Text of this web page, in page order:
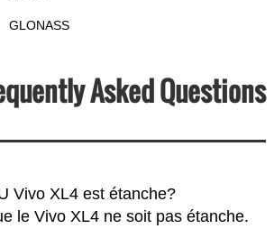
GLONASS
Asked Questions
Vivo XL4 est étanche?
le Vivo XL4 ne soit pas étanche.